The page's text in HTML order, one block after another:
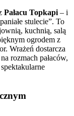
Pałacu Topkapi – i
stulecie”. To
kuchnią, salą
ogrodem z
Wrażeń dostarcza
rozmach pałaców,